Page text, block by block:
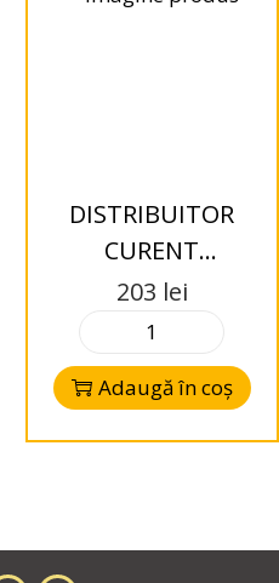
DISTRIBUITOR
CURENT
POZITIV+NEGATIV
2-4 Audio System
203 lei
Adaugă în coș